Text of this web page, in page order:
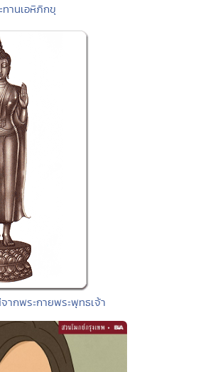
ทานเอหิภิกขุ
กพระกายพระพุทธเจ้า